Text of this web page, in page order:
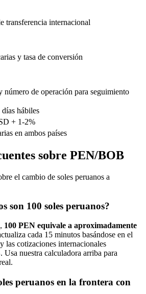
transferencia internacional
y tasa de conversión
número de operación para seguimiento
días hábiles
+ 1-2%
en ambos países
sobre PEN/BOB
el cambio de soles peruanos a
son 100 soles peruanos?
100 PEN equivale a aproximadamente
cada 15 minutos basándose en el
las cotizaciones internacionales
nuestra calculadora arriba para
peruanos en la frontera con